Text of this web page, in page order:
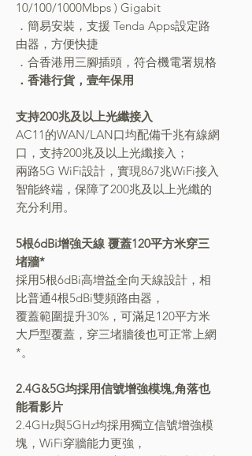
10/100/1000Mbps ) Gigabit
．簡易安裝，支援 Tenda Apps設定路
由器，方便快捷
．合香港用三腳插頭，符合機電署規格
．香港行貨，壹年保用
支持200兆及以上光纖接入
AC11的WAN/LAN口均配備千兆有線網
口，支持200兆及以上光纖接入；
兩路5G WiFi設計，實現867兆WiFi接入
智能終端，保障了200兆及以上光纖的
充分利用。
5根6dBi增強天線 覆蓋120平方米穿三
堵牆*
採用5根6dBi高增益全向天線設計，相
比普通4根5dBi雙頻路由器，
覆蓋範圍提升30%，可滿足120平方米
大戶型覆蓋，穿三堵牆後也可正常上網
*。
2.4G&5G均採用信號增強模塊,角落也
能看影片
2.4GHz與5GHz均採用獨立信號增強模
塊，WiFi穿牆能力更強，